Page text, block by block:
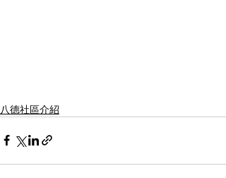
八德社區介紹